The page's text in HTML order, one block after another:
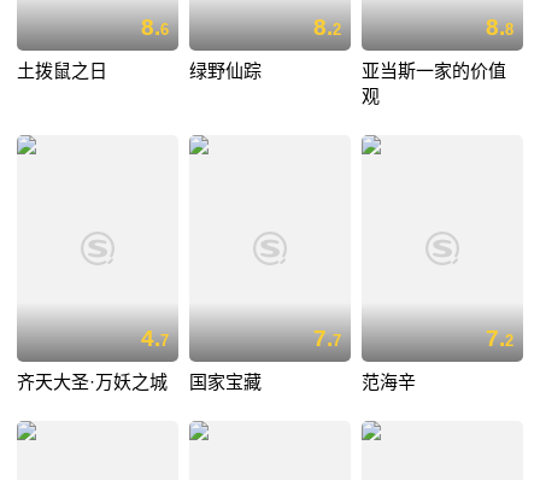
8.6
土拨鼠之日
8.2
绿野仙踪
8.8
亚当斯一家的价值
观
4.7
齐天大圣·万妖之城
7.7
国家宝藏
7.2
范海辛